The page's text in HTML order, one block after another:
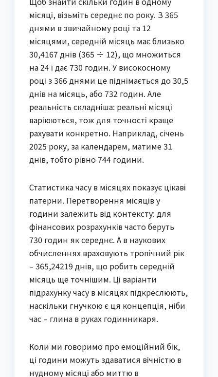
місяці, візьміть середнє по року. З 365
днями в звичайному році та 12
місяцями, середній місяць має близько
30,4167 днів (365 ÷ 12), що множиться
на 24 і дає 730 годин. У високосному
році з 366 днями це піднімається до 30,5
днів на місяць, або 732 годин. Але
реальність складніша: реальні місяці
варіюються, тож для точності краще
рахувати конкретно. Наприклад, січень
2025 року, за календарем, матиме 31
днів, тобто рівно 744 години.
Статистика часу в місяцях показує цікаві
патерни. Перетворення місяців у
години залежить від контексту: для
фінансових розрахунків часто беруть
730 годин як середнє. А в наукових
обчисленнях враховують тропічний рік
– 365,24219 днів, що робить середній
місяць ще точнішим. Ці варіанти
підрахунку часу в місяцях підкреслюють,
наскільки гнучкою є ця концепція, ніби
час – глина в руках годинникаря.
Коли ми говоримо про емоційний бік,
ці години можуть здаватися вічністю в
нудному місяці або миттю в